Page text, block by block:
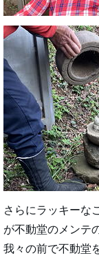
さらにラッキーな
が不動堂のメンテ
我々の前で不動堂